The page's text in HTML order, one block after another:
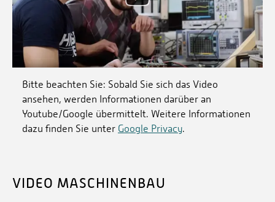
Bitte beachten Sie: Sobald Sie sich das Video
ansehen, werden Informationen darüber an
Youtube/Google übermittelt. Weitere Informationen
dazu finden Sie unter Google Privacy.
VIDEO MASCHINENBAU